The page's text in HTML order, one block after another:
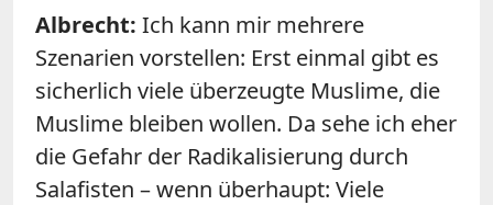
Albrecht: Ich kann mir mehrere
Szenarien vorstellen: Erst einmal gibt es
sicherlich viele überzeugte Muslime, die
Muslime bleiben wollen. Da sehe ich eher
die Gefahr der Radikalisierung durch
Salafisten – wenn überhaupt: Viele